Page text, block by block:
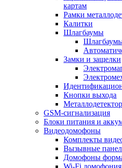
картам
Рамки
Калитки
Шлагбаумы
Замки и защелки
Кнопки выхода
GSM-сигнализация
Блоки питания и
Видеодомофоны
Комплекты
Вызывные
Домофоны
Wi-Fi домофония